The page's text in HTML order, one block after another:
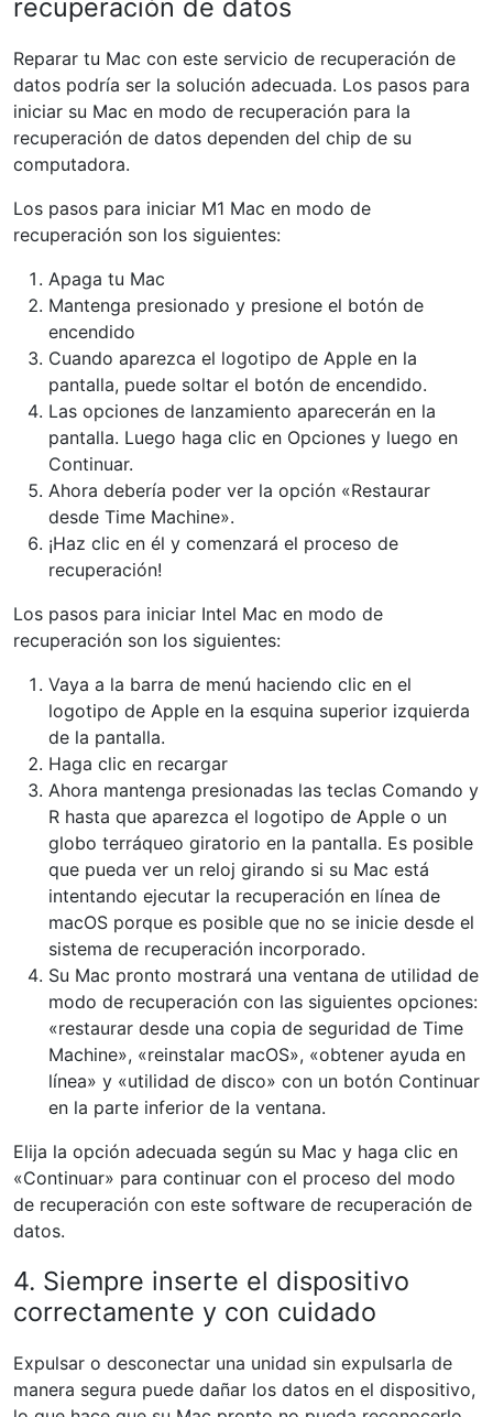
recuperación de datos
Reparar tu Mac con este servicio de recuperación de
datos podría ser la solución adecuada. Los pasos para
iniciar su Mac en modo de recuperación para la
recuperación de datos dependen del chip de su
computadora.
Los pasos para iniciar M1 Mac en modo de
recuperación son los siguientes:
Apaga tu Mac
Mantenga presionado y presione el botón de
encendido
Cuando aparezca el logotipo de Apple en la
pantalla, puede soltar el botón de encendido.
Las opciones de lanzamiento aparecerán en la
pantalla. Luego haga clic en Opciones y luego en
Continuar.
Ahora debería poder ver la opción «Restaurar
desde Time Machine».
¡Haz clic en él y comenzará el proceso de
recuperación!
Los pasos para iniciar Intel Mac en modo de
recuperación son los siguientes:
Vaya a la barra de menú haciendo clic en el
logotipo de Apple en la esquina superior izquierda
de la pantalla.
Haga clic en recargar
Ahora mantenga presionadas las teclas Comando y
R hasta que aparezca el logotipo de Apple o un
globo terráqueo giratorio en la pantalla. Es posible
que pueda ver un reloj girando si su Mac está
intentando ejecutar la recuperación en línea de
macOS porque es posible que no se inicie desde el
sistema de recuperación incorporado.
Su Mac pronto mostrará una ventana de utilidad de
modo de recuperación con las siguientes opciones:
«restaurar desde una copia de seguridad de Time
Machine», «reinstalar macOS», «obtener ayuda en
línea» y «utilidad de disco» con un botón Continuar
en la parte inferior de la ventana.
Elija la opción adecuada según su Mac y haga clic en
«Continuar» para continuar con el proceso del modo
de recuperación con este software de recuperación de
datos.
4. Siempre inserte el dispositivo
correctamente y con cuidado
Expulsar o desconectar una unidad sin expulsarla de
manera segura puede dañar los datos en el dispositivo,